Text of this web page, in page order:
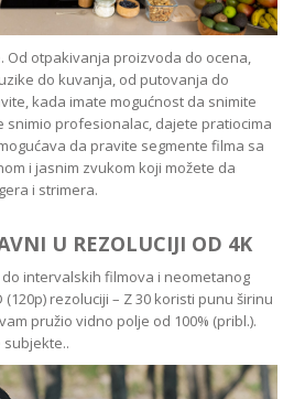
Od otpakivanja proizvoda do ocena,
do kuvanja, od putovanja do
kada imate mogućnost da snimite
snimio profesionalac, dajete pratiocima
da pravite segmente filma sa
i jasnim zvukom koji možete da
i strimera.
U REZOLUCIJI OD 4K
do intervalskih filmova i neometanog
rezoluciji – Z 30 koristi punu širinu
pružio vidno polje od 100% (pribl.).